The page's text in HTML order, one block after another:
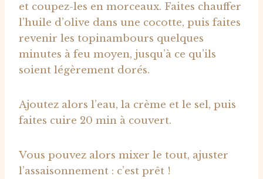
et coupez-les en morceaux. Faites chauffer
l’huile d’olive dans une cocotte, puis faites
revenir les topinambours quelques
minutes à feu moyen, jusqu’à ce qu’ils
soient légèrement dorés.
Ajoutez alors l’eau, la crème et le sel, puis
faites cuire 20 min à couvert.
Vous pouvez alors mixer le tout, ajuster
l’assaisonnement : c’est prêt !